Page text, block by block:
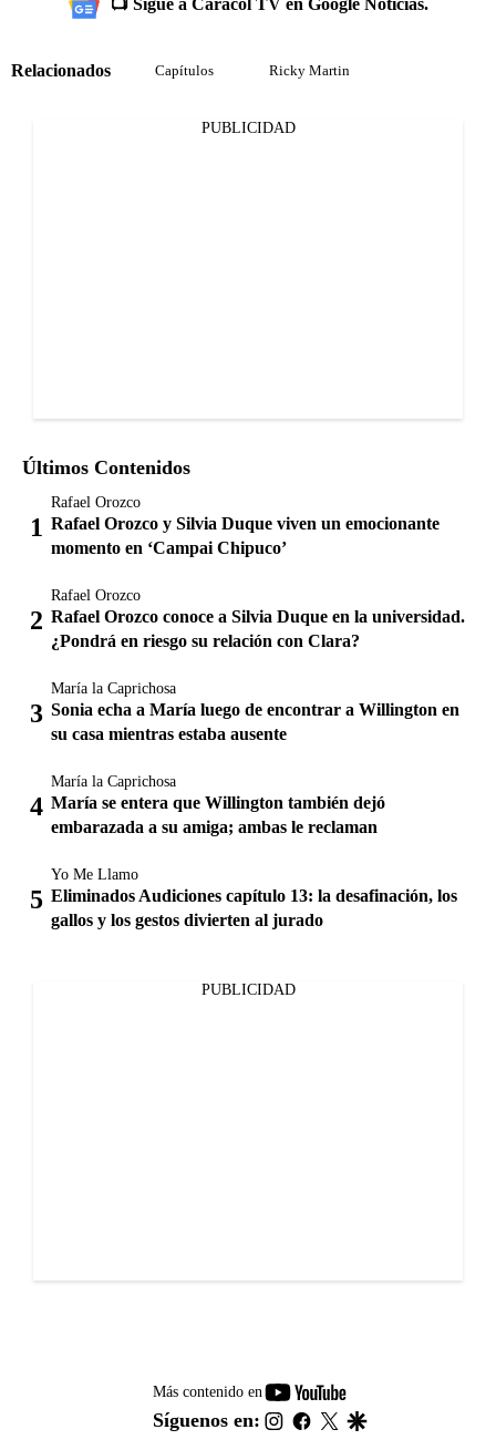
📺 Sigue a Caracol TV en Google Noticias.
Relacionados Capítulos Ricky Martin
PUBLICIDAD
Últimos Contenidos
Rafael Orozco
Rafael Orozco y Silvia Duque viven un emocionante
momento en ‘Campai Chipuco’
Rafael Orozco
Rafael Orozco conoce a Silvia Duque en la universidad.
¿Pondrá en riesgo su relación con Clara?
María la Caprichosa
Sonia echa a María luego de encontrar a Willington en
su casa mientras estaba ausente
María la Caprichosa
María se entera que Willington también dejó
embarazada a su amiga; ambas le reclaman
Yo Me Llamo
Eliminados Audiciones capítulo 13: la desafinación, los
gallos y los gestos divierten al jurado
PUBLICIDAD
Más contenido en
youtube-
footer
Síguenos en: instagram
facebook
twitter